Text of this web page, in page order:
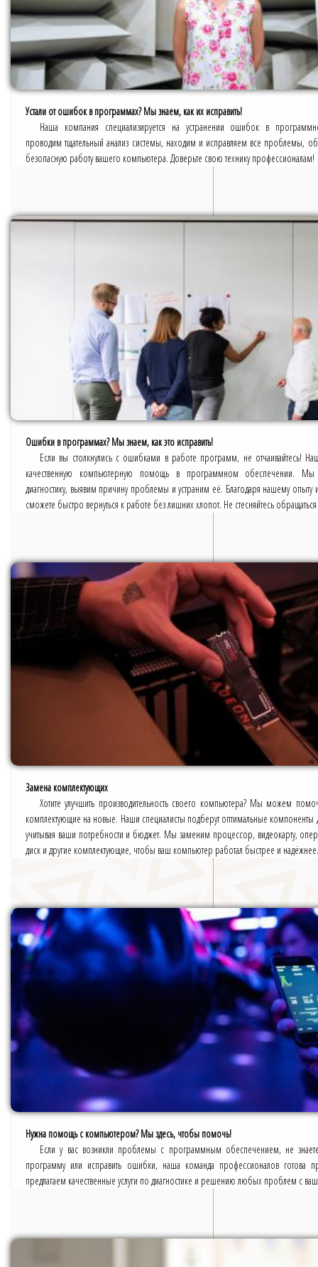
Устали от ошибок в программах? Мы знаем, как их исправить!
Наша компания специализируется на устранении ошибок в
проводим тщательный анализ системы, находим и исправляем все проблемы,
безопасную работу вашего компьютера. Доверьте свою технику профессионалам!
Ошибки в программах? Мы знаем, как это исправить!
Если вы столкнулись с ошибками в работе программ, не отчаивайтесь!
качественную компьютерную помощь в программном обеспечении. Мы
диагностику, выявим причину проблемы и устраним её. Благодаря нашему
сможете быстро вернуться к работе без лишних хлопот. Не стесняйтесь
Замена комплектующих
Хотите улучшить производительность своего компьютера? Мы можем
комплектующие на новые. Наши специалисты подберут оптимальные компоненты
учитывая ваши потребности и бюджет. Мы заменим процессор, видеокарту,
диск и другие комплектующие, чтобы ваш компьютер работал быстрее и надёжнее.
Нужна помощь с компьютером? Мы здесь, чтобы помочь!
Если у вас возникли проблемы с программным обеспечением, не
программу или исправить ошибки, наша команда профессионалов
предлагаем качественные услуги по диагностике и решению любых проблем с